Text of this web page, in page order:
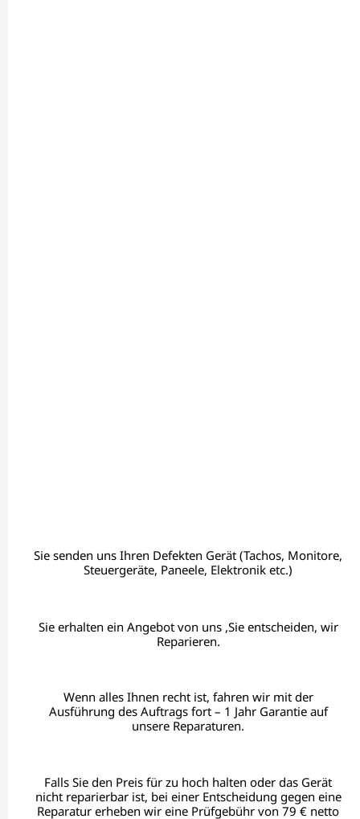
Sie senden uns Ihren Defekten Gerät (Tachos, Monitore,
Steuergeräte, Paneele, Elektronik etc.)
Sie erhalten ein Angebot von uns ,Sie entscheiden, wir
Reparieren.
Wenn alles Ihnen recht ist, fahren wir mit der
Ausführung des Auftrags fort – 1 Jahr Garantie auf
unsere Reparaturen.
Falls Sie den Preis für zu hoch halten oder das Gerät
nicht reparierbar ist, bei einer Entscheidung gegen eine
Reparatur erheben wir eine Prüfgebühr von 79 € netto